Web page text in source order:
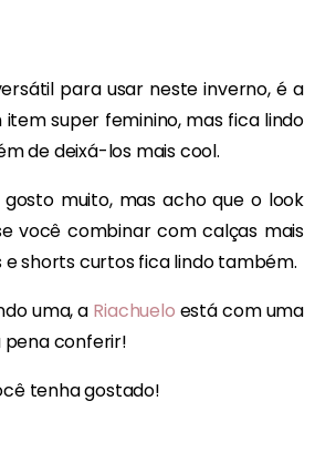
para usar neste inverno, é a
item super feminino, mas fica lindo
de deixá-los mais cool.
muito, mas acho que o look
você combinar com calças mais
e shorts curtos fica lindo também.
uma, a Riachuelo está com uma
pena conferir!
tenha gostado!